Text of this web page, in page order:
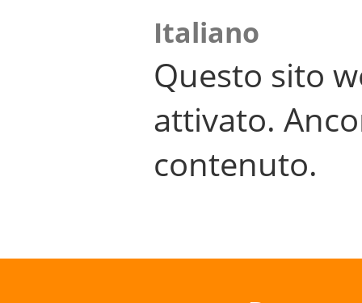
Italiano
Questo sito
attivato.
contenuto.